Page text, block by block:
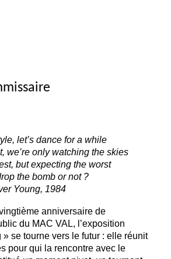
let’s dance for a while
we’re only watching the skies
but expecting the worst
the bomb or not ?
Young, 1984
anniversaire de
du MAC VAL, l’exposition
» se tourne vers le futur : elle réunit
pour qui la rencontre avec le